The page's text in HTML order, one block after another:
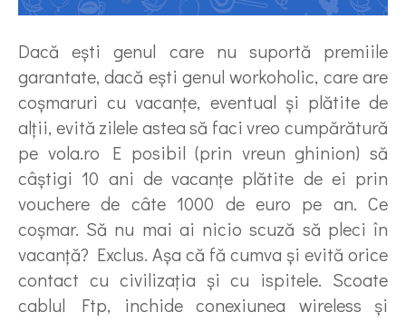
Dacă ești genul care nu suportă premiile
garantate, dacă ești genul workoholic, care are
coșmaruri cu vacanțe, eventual și plătite de
alții, evită zilele astea să faci vreo cumpărătură
pe vola.ro E posibil (prin vreun ghinion) să
câștigi 10 ani de vacanțe plătite de ei prin
vouchere de câte 1000 de euro pe an. Ce
coșmar. Să nu mai ai nicio scuză să pleci în
vacanță? Exclus. Așa că fă cumva și evită orice
contact cu civilizația și cu ispitele. Scoate
cablul Ftp, inchide conexiunea wireless și